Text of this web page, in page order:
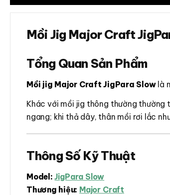
Mồi Jig Major Craft
Tổng Quan Sản Phẩm
Mồi jig Major Craft JigPara Slowlà
Khác với mồi jig thông thường
ngang; khi thả dây, thân mồi rơi lắc
Thông Số Kỹ Thuật
Model: JigPara Slow
Thương hiệu: Major Craft